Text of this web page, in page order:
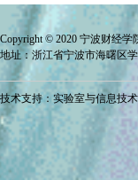
Copyright © 2020 宁波财经学
地址：浙江省宁波市海曙区
技术支持：实验室与信息技